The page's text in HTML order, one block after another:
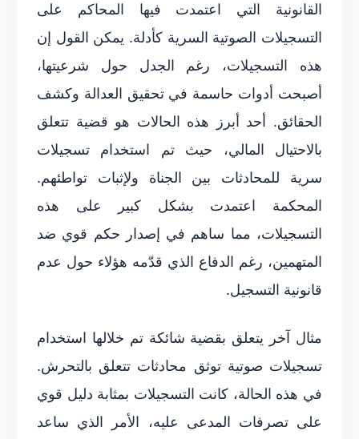
القانونية التي اعتمدت فيها المحاكم على
التسجيلات الصوتية السرية كأدلة. يمكن القول إن
هذه التسجيلات، رغم الجدل حول شرعيتها،
أصبحت أدوات حاسمة في تحقيق العدالة وكشف
الحقائق. أحد أبرز هذه الحالات هو قضية تتعلق
بالاحتيال المالي، حيث تم استخدام تسجيلات
سرية للمحادثات بين الجناة ولإثبات تواطئهم.
المحكمة اعتمدت بشكل كبير على هذه
التسجيلات، مما ساهم في إصدار حكم قوي ضد
المتهمين، رغم الدفاع الذي قدّمه هؤلاء حول عدم
قانونية التسجيل.
مثال آخر يتعلق بقضية شائكة تم خلالها استخدام
تسجيلات صوتية توثق محادثات تتعلق بالتحرش.
في هذه الحالة، كانت التسجيلات بمثابة دليل قوي
على تصرفات المدعى عليه، الأمر الذي ساعد